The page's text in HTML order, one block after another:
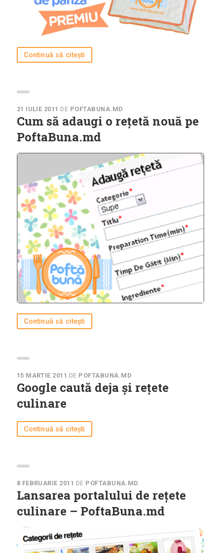
Continuă să citești
21 IULIE 2011 DE POFTABUNA.MD
Cum să adaugi o rețetă nouă pe
PoftaBuna.md
Continuă să citești
15 MARTIE 2011 DE POFTABUNA.MD
Google caută deja și rețete
culinare
Continuă să citești
8 FEBRUARIE 2011 DE POFTABUNA.MD
Lansarea portalului de rețete
culinare – PoftaBuna.md